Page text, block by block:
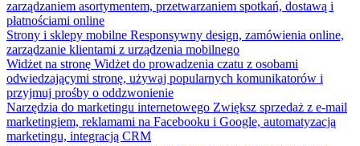
zarządzaniem asortymentem, przetwarzaniem spotkań, dostawą i
płatnościami online
Strony i sklepy mobilne Responsywny design, zamówienia online,
zarządzanie klientami z urządzenia mobilnego
Widżet na stronę Widżet do prowadzenia czatu z osobami
odwiedzającymi stronę, używaj popularnych komunikatorów i
przyjmuj prośby o oddzwonienie
Narzędzia do marketingu internetowego Zwiększ sprzedaż z e-mail
marketingiem, reklamami na Facebooku i Google, automatyzacją
marketingu, integracją CRM